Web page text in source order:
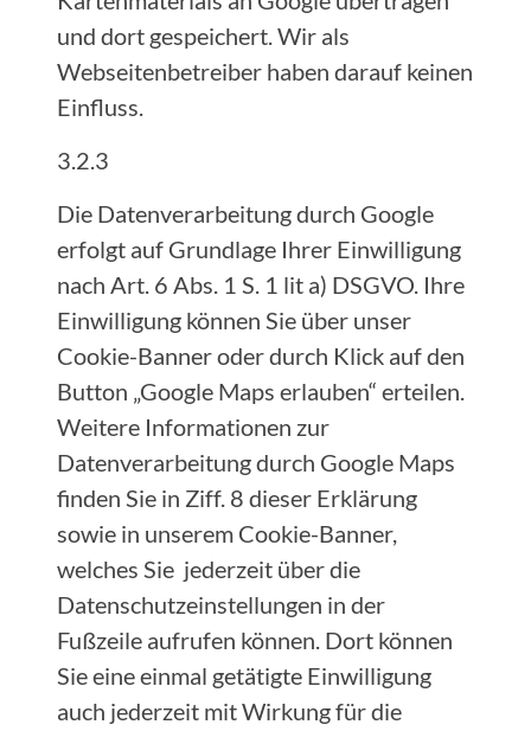
und dort gespeichert. Wir als
Webseitenbetreiber haben darauf keinen
Einfluss.
3.2.3
Die Datenverarbeitung durch Google
erfolgt auf Grundlage Ihrer Einwilligung
nach Art. 6 Abs. 1 S. 1 lit a) DSGVO. Ihre
Einwilligung können Sie über unser
Cookie-Banner oder durch Klick auf den
Button „Google Maps erlauben“ erteilen.
Weitere Informationen zur
Datenverarbeitung durch Google Maps
finden Sie in Ziff. 8 dieser Erklärung
sowie in unserem Cookie-Banner,
welches Sie jederzeit über die
Datenschutzeinstellungen in der
Fußzeile aufrufen können. Dort können
Sie eine einmal getätigte Einwilligung
auch jederzeit mit Wirkung für die